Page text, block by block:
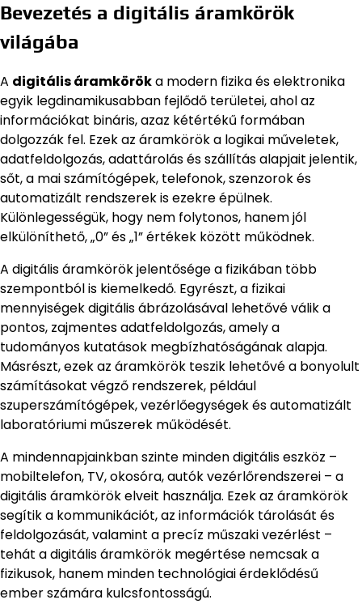
Bevezetés a digitális áramkörök
világába
A digitális áramköröka modern fizika és elektronika
egyik legdinamikusabban fejlődő területei, ahol az
információkat bináris, azaz kétértékű formában
dolgozzák fel. Ezek az áramkörök a logikai műveletek,
adatfeldolgozás, adattárolás és szállítás alapjait jelentik,
sőt, a mai számítógépek, telefonok, szenzorok és
automatizált rendszerek is ezekre épülnek.
Különlegességük, hogy nem folytonos, hanem jól
elkülöníthető, „0” és „1” értékek között működnek.
A digitális áramkörök jelentősége a fizikában több
szempontból is kiemelkedő. Egyrészt, a fizikai
mennyiségek digitális ábrázolásával lehetővé válik a
pontos, zajmentes adatfeldolgozás, amely a
tudományos kutatások megbízhatóságának alapja.
Másrészt, ezek az áramkörök teszik lehetővé a bonyolult
számításokat végző rendszerek, például
szuperszámítógépek, vezérlőegységek és automatizált
laboratóriumi műszerek működését.
A mindennapjainkban szinte minden digitális eszköz –
mobiltelefon, TV, okosóra, autók vezérlőrendszerei – a
digitális áramkörök elveit használja. Ezek az áramkörök
segítik a kommunikációt, az információk tárolását és
feldolgozását, valamint a precíz műszaki vezérlést –
tehát a digitális áramkörök megértése nemcsak a
fizikusok, hanem minden technológiai érdeklődésű
ember számára kulcsfontosságú.